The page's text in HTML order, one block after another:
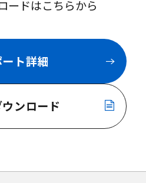
ードはこちらから
ト詳細
ンロード